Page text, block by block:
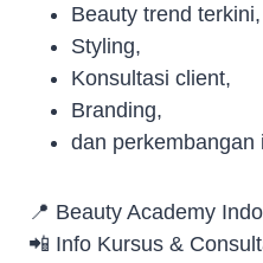
Beauty trend terkini,
Styling,
Konsultasi client,
Branding,
dan perkembangan
📍 Beauty Academy
📲 Info Kursus &